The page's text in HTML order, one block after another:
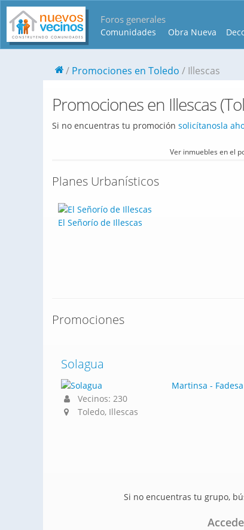
Foros generales
Comunidades Obra Nueva
Promociones en Toledo Illescas
Promociones en Illescas
Si no encuentras tu promoción solicítanosla
Ver inmuebles en el
Planes Urbanísticos
El Señorío de Illescas
Promociones
Solagua
Martinsa - Fadesa
Vecinos: 230
Toledo, Illescas
Si no encuentras tu grupo,